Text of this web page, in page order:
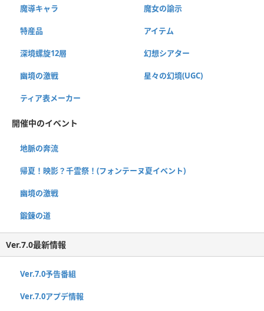
魔導キャラ 魔女の諭示
特産品 アイテム
深境螺旋12層 幻想シアター
幽境の激戦 星々の幻境(UGC)
ティア表メーカー
開催中のイベント
地脈の奔流
帰夏！映影？千霊祭！(フォンテーヌ夏イベント)
幽境の激戦
鍛錬の道
Ver.7.0最新情報
Ver.7.0予告番組
Ver.7.0アプデ情報